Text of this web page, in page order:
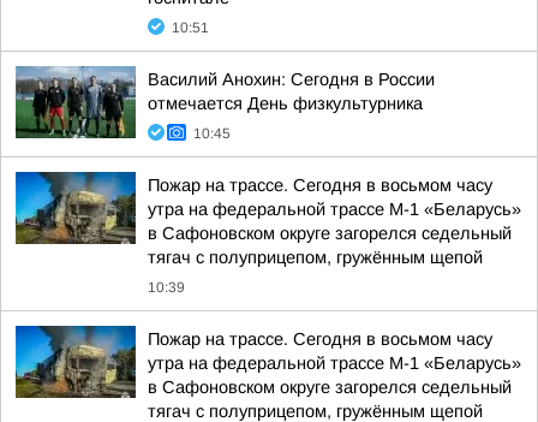
10:51
Василий Анохин: Сегодня в России
отмечается День физкультурника
10:45
Пожар на трассе. Сегодня в восьмом часу
утра на федеральной трассе М-1 «Беларусь»
в Сафоновском округе загорелся седельный
тягач с полуприцепом, гружённым щепой
10:39
Пожар на трассе. Сегодня в восьмом часу
утра на федеральной трассе М-1 «Беларусь»
в Сафоновском округе загорелся седельный
тягач с полуприцепом, гружённым щепой